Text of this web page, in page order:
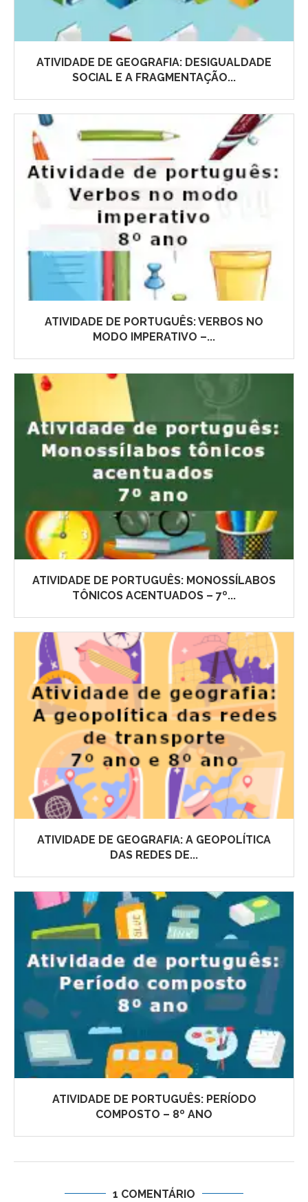
ATIVIDADE DE GEOGRAFIA: DESIGUALDADE
SOCIAL E A FRAGMENTAÇÃO...
ATIVIDADE DE PORTUGUÊS: VERBOS NO
MODO IMPERATIVO –...
ATIVIDADE DE PORTUGUÊS: MONOSSÍLABOS
TÔNICOS ACENTUADOS – 7º...
ATIVIDADE DE GEOGRAFIA: A GEOPOLÍTICA
DAS REDES DE...
ATIVIDADE DE PORTUGUÊS: PERÍODO
COMPOSTO – 8º ANO
1 COMENTÁRIO